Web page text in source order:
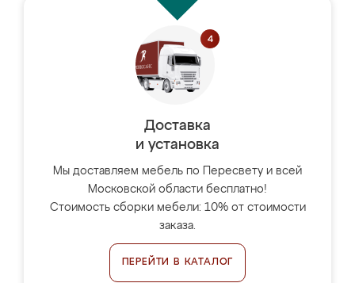
Доставка
и установка
Мы доставляем мебель по Пересвету и всей
Московской области бесплатно!
Стоимость сборки мебели: 10% от стоимости
заказа.
ПЕРЕЙТИ В КАТАЛОГ